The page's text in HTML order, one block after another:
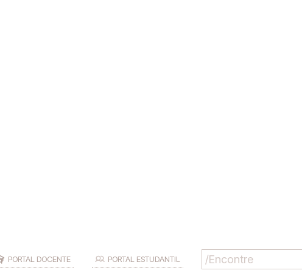
PORTAL DOCENTE PORTAL ESTUDANTIL